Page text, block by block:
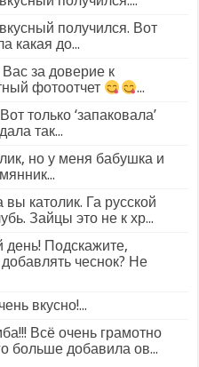
получился. Вот
какая до...
за доверие к
фотоотчет
...
только ‘запаковала’
так...
но у меня бабушка и
католик. Га русской
Зайцы это не к хр...
Подскажите,
чеснок? Не
вкусно!...
Всё очень грамотно
больше добавила ов...